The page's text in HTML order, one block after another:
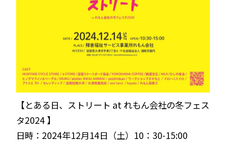
【とある日、ストリート at れもん会社の冬フェス
タ2024 】
日時：2024年12月14日（土）10：30-15:00